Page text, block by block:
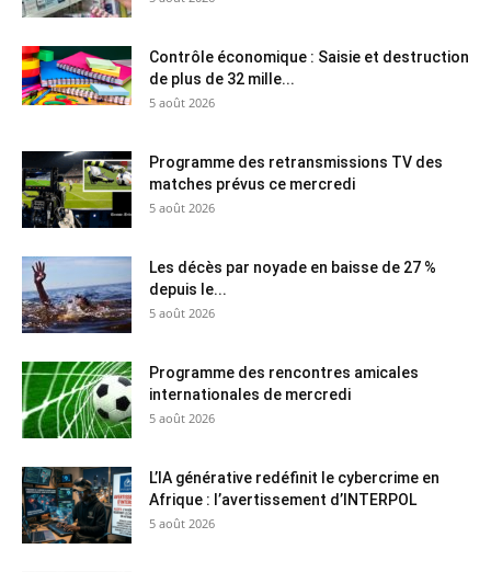
Contrôle économique : Saisie et destruction
de plus de 32 mille...
5 août 2026
Programme des retransmissions TV des
matches prévus ce mercredi
5 août 2026
Les décès par noyade en baisse de 27 %
depuis le...
5 août 2026
Programme des rencontres amicales
internationales de mercredi
5 août 2026
L’IA générative redéfinit le cybercrime en
Afrique : l’avertissement d’INTERPOL
5 août 2026